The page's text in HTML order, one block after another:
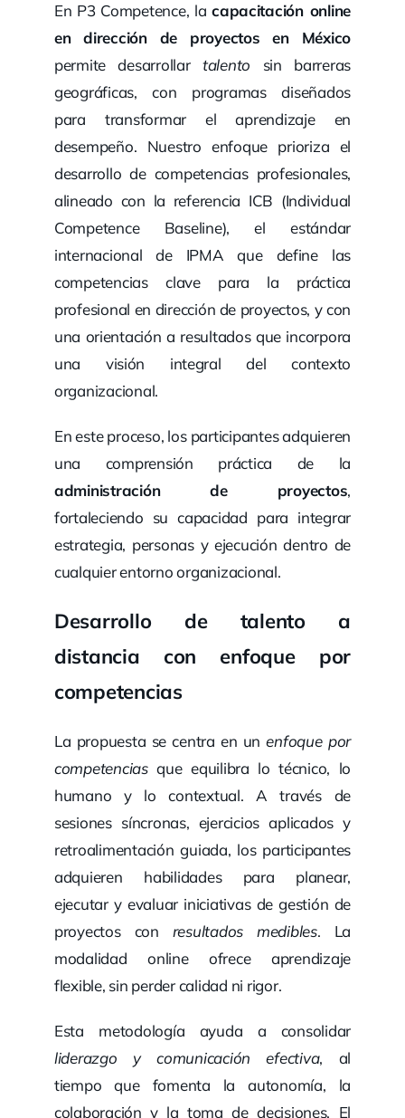
En P3 Competence, lacapacitación online
en dirección de proyectos en México
permite desarrollar talento sin barreras
geográficas, con programas diseñados
para transformar el aprendizaje en
desempeño. Nuestro enfoque prioriza el
desarrollo de competencias profesionales,
alineado con la referencia ICB (Individual
Competence Baseline), el estándar
internacional de IPMA que define las
competencias clave para la práctica
profesional en dirección de proyectos, y con
una orientación a resultados que incorpora
una visión integral del contexto
organizacional.
En este proceso, los participantes adquieren
una comprensión práctica de la
administración de proyectos,
fortaleciendo su capacidad para integrar
estrategia, personas y ejecución dentro de
cualquier entorno organizacional.
Desarrollo de talento a
distancia con enfoque por
competencias
La propuesta se centra en unenfoque por
competenciasque equilibra lo técnico, lo
humano y lo contextual. A través de
sesiones síncronas, ejercicios aplicados y
retroalimentación guiada, los participantes
adquieren habilidades para planear,
ejecutar y evaluar iniciativas de gestión de
proyectos con resultados medibles. La
modalidad online ofrece aprendizaje
flexible, sin perder calidad ni rigor.
Esta metodología ayuda a consolidar
liderazgo y comunicación efectiva, al
tiempo que fomenta la autonomía, la
colaboración y la toma de decisiones. El